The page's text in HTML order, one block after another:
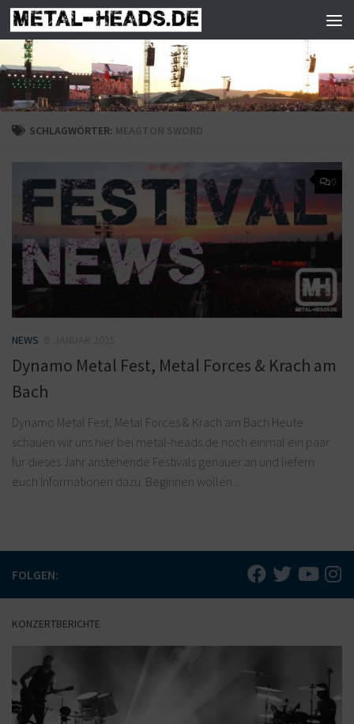
Zum Inhalt springen
SCHLAGWÖRTER: MEAGTON SWORD
0
NEWS
Dynamo Metal Fest, Metal Forces & Krach am
Bach
Dynamo Metal Fest, Metal Forces & Krach am Bach Heute
schauen wir uns hier bei metal-heads.de noch einmal ein paar
für dieses Jahr anstehende Festivals genauer an und liefern
euch Informationen dazu. Beginnen wollen...
FOLGEN:
KONZERTBERICHTE